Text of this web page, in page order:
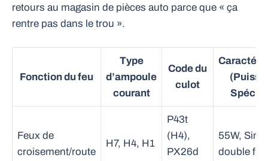
retours au magasin de pièces auto parce que « ça
rentre pas dans le trou ».
Fonction du feu
Type
d’ampoule
courant
Code du
culot
Feux de
croisement/route
H7, H4, H1
P43t
(H4),
PX26d
55W,
double